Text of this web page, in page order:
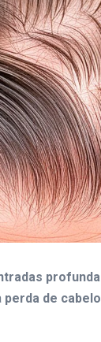
perda de